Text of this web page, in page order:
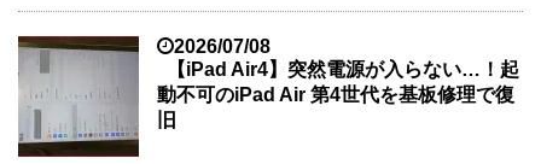
2026/07/08
【iPad Air4】突然電源が入らない…！起
動不可のiPad Air 第4世代を基板修理で復
旧